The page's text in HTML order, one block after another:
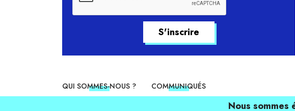
QUI SOMMES-NOUS ? COMMUNIQUÉS
Nous sommes